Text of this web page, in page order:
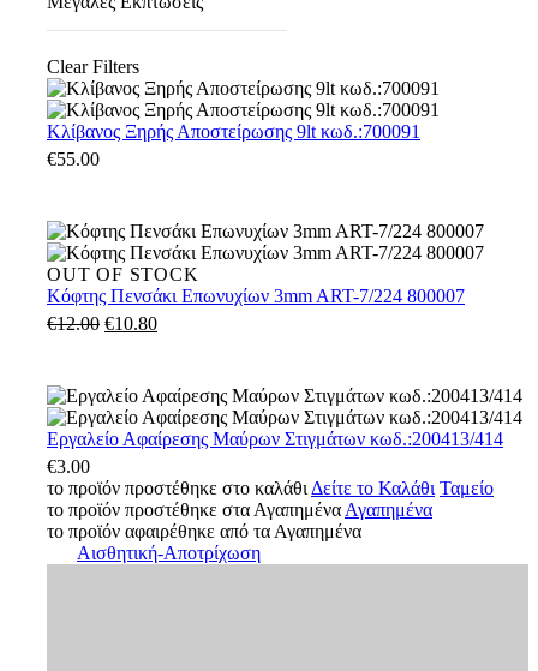
(ακρυλική
χτισίματος)
141245
Clear Filters
Κλίβανος
Ξηρής
κωδ.:700091
Κλίβανος Ξηρής Αποστείρωσης 9lt κωδ.:700091
€55.00
Κόφτης
Πενσάκι
Επωνυχίων
7/224
800007
OUT OF STOCK
Κόφτης Πενσάκι Επωνυχίων 3mm ART-7/224 800007
€12.00 Original
€12.00.
€10.80
είναι:
€10.80.
Εργαλείο
Αφαίρεσης
Μαύρων
Στιγμάτων
κωδ.:200413/414
Εργαλείο Αφαίρεσης Μαύρων Στιγμάτων κωδ.:200413/414
€3.00
το προϊόν προστέθηκε στο καλάθι Δείτε το Καλάθι Ταμείο
το προϊόν προστέθηκε στα Αγαπημένα Αγαπημένα
το προϊόν αφαιρέθηκε από τα Αγαπημένα
Αισθητική-Αποτρίχωση